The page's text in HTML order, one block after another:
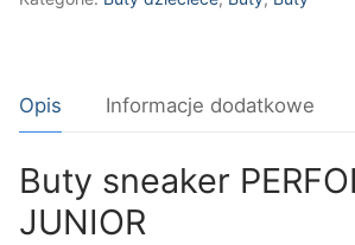
Opis Informacje dodatkowe
Buty sneaker
JUNIOR